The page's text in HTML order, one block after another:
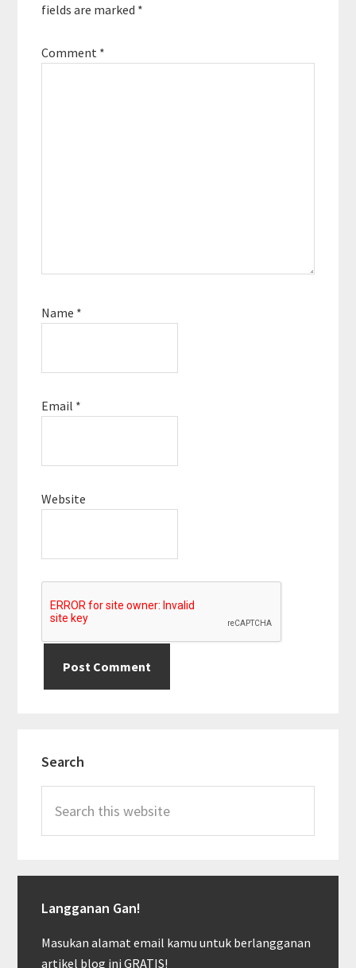
fields are marked *
Comment *
Name *
Email *
Website
Sidebar
Search
this
website
Langganan Gan!
Masukan alamat email kamu untuk berlangganan
artikel blog ini GRATIS!